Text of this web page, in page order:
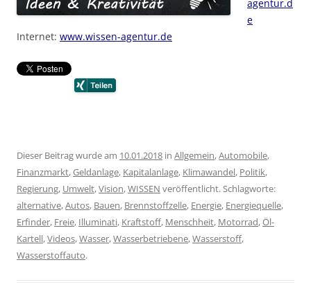
agentur.d
e
Internet: www.wissen-agentur.de
Dieser Beitrag wurde am 10.01.2018 in Allgemein,Automobile,
Finanzmarkt,Geldanlage, Kapitalanlage, Klimawandel, Politik,
Regierung, Umwelt,Vision,WISSEN veröffentlicht. Schlagworte:
alternative,Autos, Bauen, Brennstoffzelle, Energie, Energiequelle,
Erfinder, Freie, Illuminati, Kraftstoff, Menschheit, Motorrad,Öl-
Kartell,Videos,Wasser,Wasserbetriebene,Wasserstoff,
Wasserstoffauto.